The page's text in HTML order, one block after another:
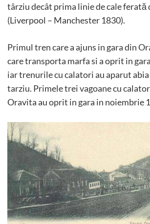
târziu decât prima linie de cale ferată
(Liverpool – Manchester 1830).
Primul tren care a ajuns in gara din
care transporta marfa si a oprit in
iar trenurile cu calatori au aparut
tarziu. Primele trei vagoane cu
Oravita au oprit in gara in noiembrie